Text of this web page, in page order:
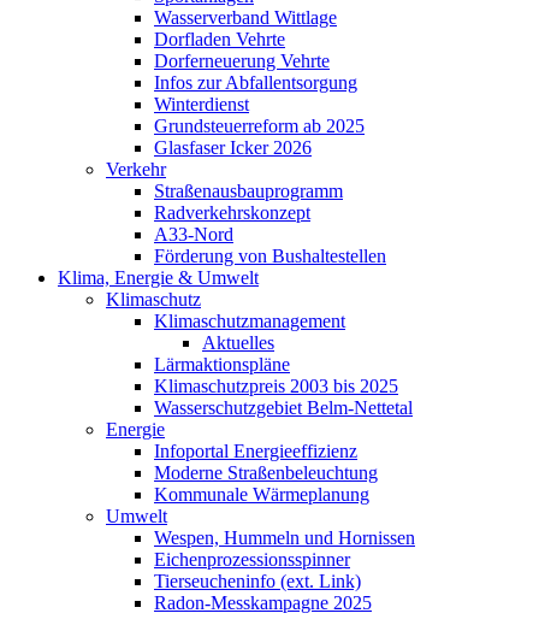
Wasserverband Wittlage
Dorfladen Vehrte
Dorferneuerung Vehrte
Infos zur Abfallentsorgung
Winterdienst
Grundsteuerreform ab 2025
Glasfaser Icker 2026
Verkehr
Straßenausbauprogramm
Radverkehrskonzept
A33-Nord
Förderung von Bushaltestellen
Klima, Energie & Umwelt
Klimaschutz
Klimaschutzmanagement
Aktuelles
Lärmaktionspläne
Klimaschutzpreis 2003 bis 2025
Wasserschutzgebiet Belm-Nettetal
Energie
Infoportal Energieeffizienz
Moderne Straßenbeleuchtung
Kommunale Wärmeplanung
Umwelt
Wespen, Hummeln und Hornissen
Eichenprozessionsspinner
Tierseucheninfo (ext. Link)
Radon-Messkampagne 2025